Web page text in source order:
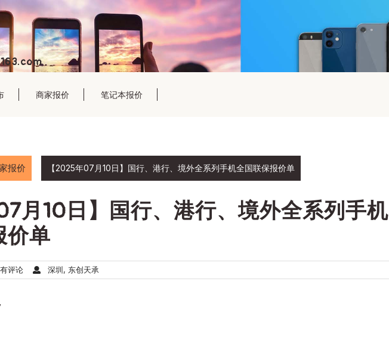
商家报价 笔记本报价
报价 【2025年07月10日】国行、港行、境外全系列手机全国联保报价单
月10日】国行、港行、境外全系列手机
价单
评论 深圳, 东创天承